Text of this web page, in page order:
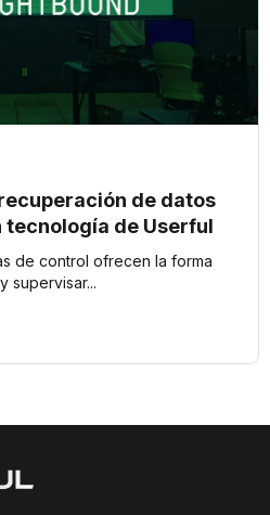
de datos
tecnología de Userful
de control ofrecen la forma
supervisar...